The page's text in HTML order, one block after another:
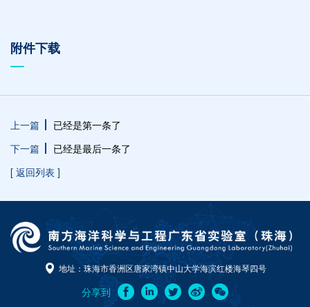
附件下载
上一篇
已经是第一条了
下一篇
已经是最后一条了
[ 返回列表 ]
地址：珠海市香洲区唐家湾镇中山大学海滨红楼海琴四号
分享到